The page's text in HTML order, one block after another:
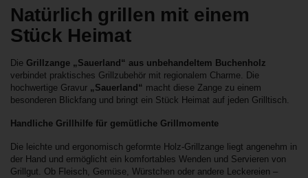
Natürlich grillen mit einem
Stück Heimat
Die Grillzange „Sauerland“ aus unbehandeltem Buchenholz
verbindet praktisches Grillzubehör mit regionalem Charme. Die
hochwertige Gravur „Sauerland“ macht diese Zange zu einem
besonderen Blickfang und bringt ein Stück Heimat auf jeden Grilltisch.
Handliche Grillhilfe für gemütliche Grillmomente
Die leichte und ergonomisch geformte Holz-Grillzange liegt angenehm in
der Hand und ermöglicht ein komfortables Wenden und Servieren von
Grillgut. Ob Fleisch, Gemüse, Würstchen oder andere Leckereien –